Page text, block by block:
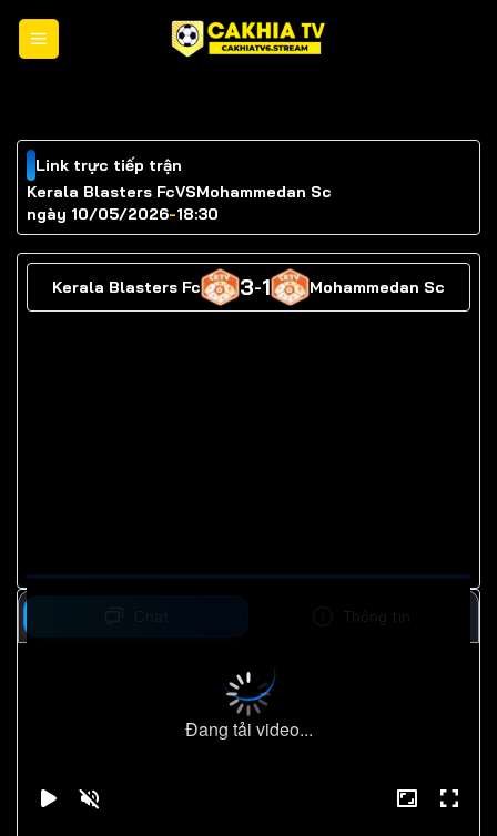
Chuyển
đến
Link trực tiếp trận
Kerala Blasters FcVSMohammedan Sc
ngày 10/05/2026-18:30
Kerala Blasters Fc 3-1 Mohammedan Sc
Đang tải video...
Chat Thông tin